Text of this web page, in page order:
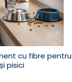
cu fibre pentru
pisici